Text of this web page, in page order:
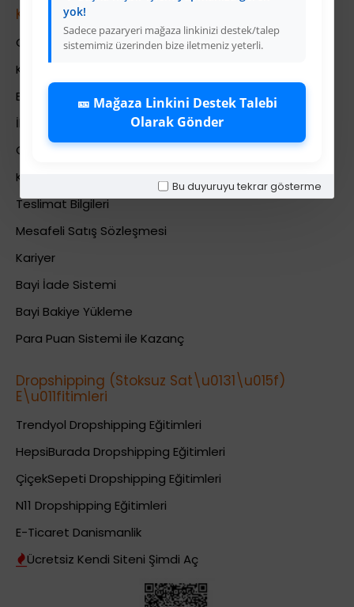
yok!
Sadece pazaryeri mağaza linkinizi destek/talep
sistemimiz üzerinden bize iletmeniz yeterli.
🎫 Mağaza Linkini Destek Talebi
Olarak Gönder
Bu duyuruyu tekrar gösterme
Kurumsal
Colezium Hakkında
Kurumsal Bilgiler
Banka Hesab Bilgileri
İletişim
Gizlilik Politikası
Kullanıcı Sözleşmesi
Teslimat Bilgileri
Mesafeli Satış Sözleşmesi
Kariyer
Bayi İade Sistemi
Bayi Bakiye Yükleme
Para Puan Sistemi ile Kazanç
Dropshipping (Stoksuz Sat\u0131\u015f)
E\u011fitimleri
Trendyol Dropshipping Eğitimleri
HepsiBurada Dropshipping Eğitimleri
ÇiçekSepeti Dropshipping Eğitimleri
N11 Dropshipping Eğitimleri
E-Ticaret Danismanlik
Ücretsiz Kendi Siteni Şimdi Aç